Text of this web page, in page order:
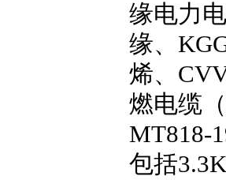
缘电力
缘、
烯、
燃电缆
MT818-
包括